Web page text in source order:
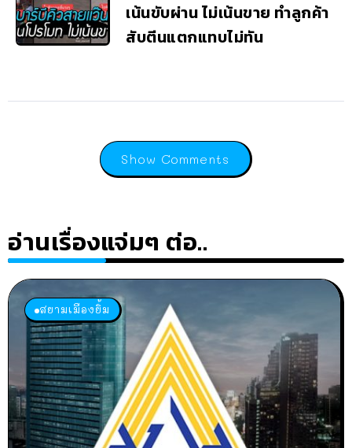
เน้นขับผ่าน ไม่เน้นขาย ทำลูกค้า
สับตีนแตกแทบไม่ทัน
Show Comments
อ่านเรื่องแจ่มๆ ต่อ..
สยามเมืองยิ้ม